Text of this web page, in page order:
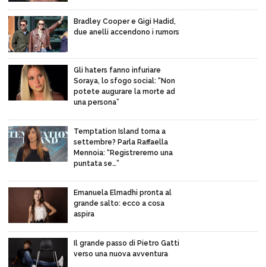
Bradley Cooper e Gigi Hadid,
due anelli accendono i rumors
Gli haters fanno infuriare
Soraya, lo sfogo social: “Non
potete augurare la morte ad
una persona”
Temptation Island torna a
settembre? Parla Raffaella
Mennoia: “Registreremo una
puntata se…”
Emanuela Elmadhi pronta al
grande salto: ecco a cosa
aspira
Il grande passo di Pietro Gatti
verso una nuova avventura